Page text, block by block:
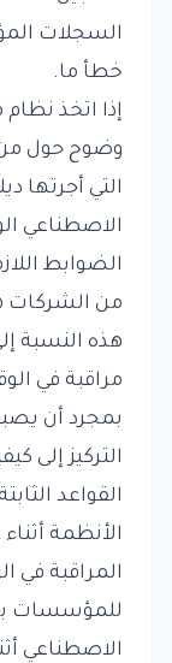
السجلات
خطأ ما.
إذا اتخذ
وضوح حول من
التي أجرتها
الاصطناعي
من الشركات
هذه النسبة إلى 74% خلال
مراقبة في
بمجرد أن
التركيز إلى
القواعد
الأنظمة
المراقبة في
للمؤسسات
الاصطناعي